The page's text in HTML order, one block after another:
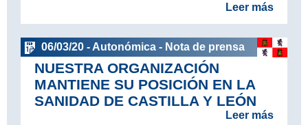
Leer más
06/03/20 - Autonómica - Nota de prensa
NUESTRA ORGANIZACIÓN
MANTIENE SU POSICIÓN EN LA
SANIDAD DE CASTILLA Y LEÓN
Leer más